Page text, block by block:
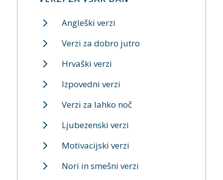
Angleški verzi
Verzi za dobro jutro
Hrvaški verzi
Izpovedni verzi
Verzi za lahko noč
Ljubezenski verzi
Motivacijski verzi
Nori in smešni verzi